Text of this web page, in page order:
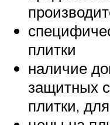
плитки
наличие
защитных
плитки,